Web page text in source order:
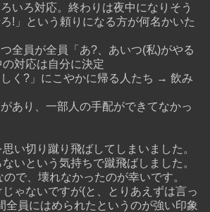
いろ対応。終わりは夜中になりそう
!」という頼りになる方が何名かいた
全員が全員「あ?、あいつ(私)がやる
対応は自分に決定
く?」にこやかに帰る人たち → 飲み
あり、一部人の手配ができてなかっ
い切り蹴り飛ばしてしまいました。
いという気持ちで蹴飛ばしました。
で、壊れなかったのが幸いです。
ゃないですが(と、とりあえずは言っ
全員にはめられたというのが強い印象